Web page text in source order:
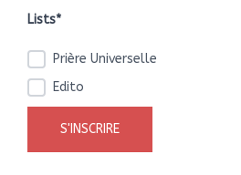
Lists*
Prière Universelle
Edito